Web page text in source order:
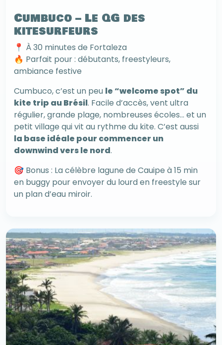
Cumbuco – Le QG des
kitesurfeurs
📍 À 30 minutes de Fortaleza
🔥 Parfait pour : débutants, freestyleurs,
ambiance festive
Cumbuco, c’est un peu le “welcome spot” du
kite trip au Brésil. Facile d’accès, vent ultra
régulier, grande plage, nombreuses écoles… et un
petit village qui vit au rythme du kite. C’est aussi
la base idéale pour commencer un
downwind vers le nord.
🎯 Bonus : La célèbre lagune de Cauipe à 15 min
en buggy pour envoyer du lourd en freestyle sur
un plan d’eau miroir.